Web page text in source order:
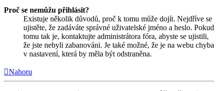
Proč se nemůžu přihlásit?
Existuje několik důvodů, proč k tomu může dojít. Nejdříve se
ujistěte, že zadáváte správné uživatelské jméno a heslo. Pokud
tomu tak je, kontaktujte administrátora fóra, abyste se ujistili,
že jste nebyli zabanováni. Je také možné, že je na webu chyba
v nastavení, která by měla být odstraněna.
Nahoru